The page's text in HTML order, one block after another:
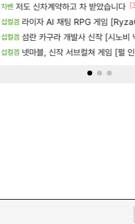
로아 너넨 대난 함부로 가지 마라.. [45]
디아4 Ssf 정의를 내려 버린 디시인 [6]
메이플 게이머라면 필수로 알아야 할 것
로아 100:8 보다 효율이 좋은 상향된 아
차벤 저도 신차계약하고 차 받았습니다
섭컬겜 라이자 AI 채팅 RPG 게임
섭컬겜 섬란 카구라 개발사 신작 [시노비 넥
섭컬겜 넷마블, 신작 서브컬쳐 게임 [펄 인 블